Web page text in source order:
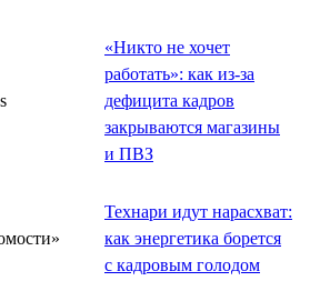
«Никто не хочет
работать»: как из-за
дефицита кадров
закрываются магазины
и ПВЗ
Технари идут нарасхват:
как энергетика борется
с кадровым голодом